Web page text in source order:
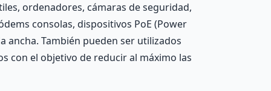
ordenadores, cámaras de seguridad,
consolas, dispositivos PoE (Power
También pueden ser utilizados
con el objetivo de reducir al máximo las